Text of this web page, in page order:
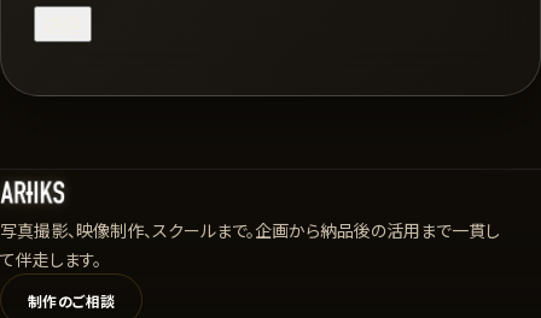
写真撮影、映像制作、スクールまで。企画から納品後の活用まで一貫し
て伴走します。
制作のご相談